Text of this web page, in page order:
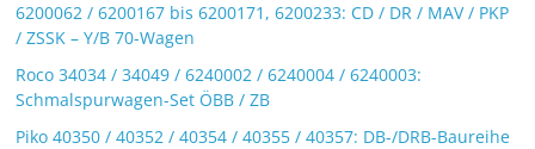
6200062 / 6200167 bis 6200171, 6200233: CD / DR / MAV / PKP
/ ZSSK – Y/B 70-Wagen
Roco 34034 / 34049 / 6240002 / 6240004 / 6240003:
Schmalspurwagen-Set ÖBB / ZB
Piko 40350 / 40352 / 40354 / 40355 / 40357: DB-/DRB-Baureihe